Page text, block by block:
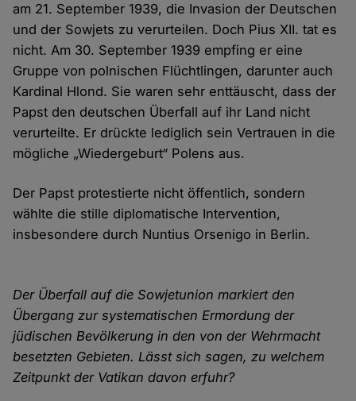
am 21. September 1939, die Invasion der Deutschen
und der Sowjets zu verurteilen. Doch Pius XII. tat es
nicht. Am 30. September 1939 empfing er eine
Gruppe von polnischen Flüchtlingen, darunter auch
Kardinal Hlond. Sie waren sehr enttäuscht, dass der
Papst den deutschen Überfall auf ihr Land nicht
verurteilte. Er drückte lediglich sein Vertrauen in die
mögliche „Wiedergeburt“ Polens aus.
Der Papst protestierte nicht öffentlich, sondern
wählte die stille diplomatische Intervention,
insbesondere durch Nuntius Orsenigo in Berlin.
Der Überfall auf die Sowjetunion markiert den
Übergang zur systematischen Ermordung der
jüdischen Bevölkerung in den von der Wehrmacht
besetzten Gebieten. Lässt sich sagen, zu welchem
Zeitpunkt der Vatikan davon erfuhr?